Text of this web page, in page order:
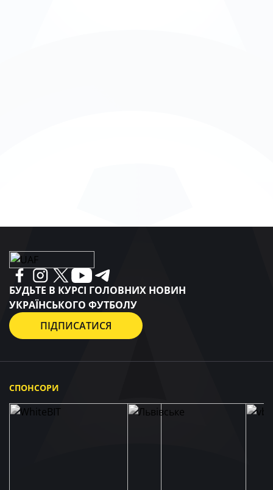
БУДЬТЕ В КУРСІ ГОЛОВНИХ НОВИН
УКРАЇНСЬКОГО ФУТБОЛУ
ПІДПИСАТИСЯ
СПОНСОРИ